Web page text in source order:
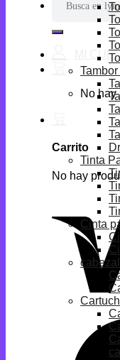
por:
No hay
Carrito
No hay
Tinta
Cinta